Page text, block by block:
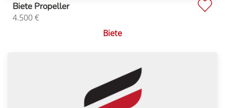
Biete Propeller
4.500€
Biete